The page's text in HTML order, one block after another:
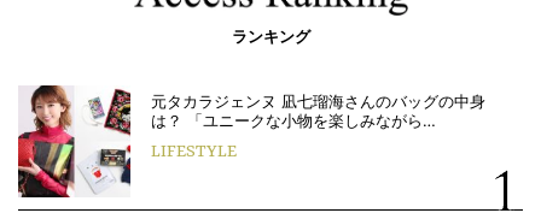
ランキング
元タカラジェンヌ 凪七瑠海さんのバッグの中身
は？ 「ユニークな小物を楽しみながら…
LIFESTYLE